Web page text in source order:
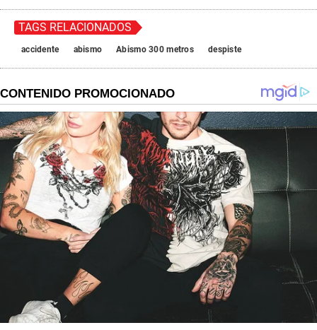
TAGS RELACIONADOS
accidente abismo Abismo 300 metros despiste